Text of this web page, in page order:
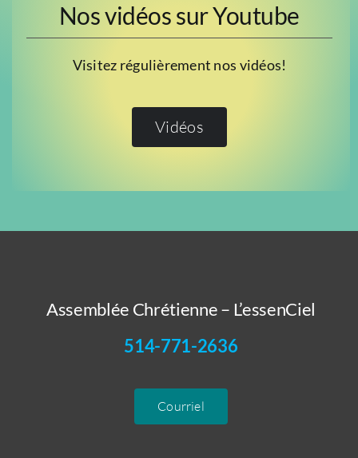
Nos vidéos sur Youtube
Visitez régulièrement nos vidéos!
Vidéos
Assemblée Chrétienne – L’essenCiel
514-771-2636
Courriel